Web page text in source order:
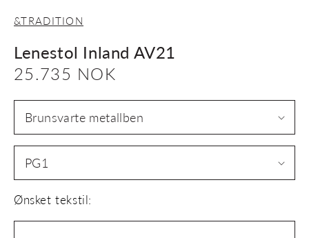
&TRADITION
Lenestol Inland AV21
Vanlig
pris
25.735 NOK
Ønsket tekstil: